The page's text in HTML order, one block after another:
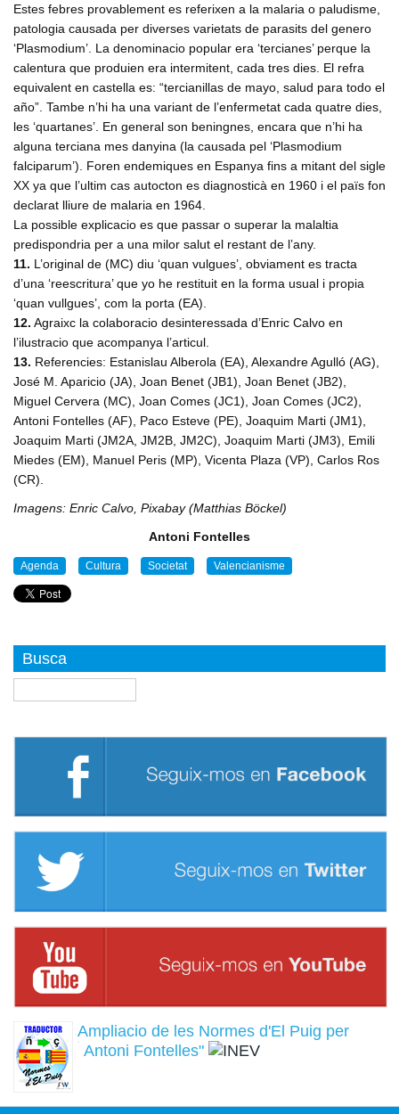
Estes febres provablement es referixen a la malaria o paludisme,
patologia causada per diverses varietats de parasits del genero
‘Plasmodium’. La denominacio popular era ‘tercianes’ perque la
calentura que produien era intermitent, cada tres dies. El refra
equivalent en castella es: “tercianillas de mayo, salud para todo el
año”. Tambe n’hi ha una variant de l’enfermetat cada quatre dies,
les ‘quartanes’. En general son beningnes, encara que n’hi ha
alguna terciana mes danyina (la causada pel ‘Plasmodium
falciparum’). Foren endemiques en Espanya fins a mitant del sigle
XX ya que l’ultim cas autocton es diagnosticà en 1960 i el païs fon
declarat lliure de malaria en 1964.
La possible explicacio es que passar o superar la malaltia
predispondria per a una milor salut el restant de l’any.
11. L’original de (MC) diu ‘quan vulgues’, obviament es tracta
d’una ‘reescritura’ que yo he restituit en la forma usual i propia
‘quan vullgues’, com la porta (EA).
12. Agraixc la colaboracio desinteressada d’Enric Calvo en
l’ilustracio que acompanya l’articul.
13. Referencies: Estanislau Alberola (EA), Alexandre Agulló (AG),
José M. Aparicio (JA), Joan Benet (JB1), Joan Benet (JB2),
Miguel Cervera (MC), Joan Comes (JC1), Joan Comes (JC2),
Antoni Fontelles (AF), Paco Esteve (PE), Joaquim Marti (JM1),
Joaquim Marti (JM2A, JM2B, JM2C), Joaquim Marti (JM3), Emili
Miedes (EM), Manuel Peris (MP), Vicenta Plaza (VP), Carlos Ros
(CR).
Imagens: Enric Calvo, Pixabay (Matthias Böckel)
Antoni Fontelles
Agenda Cultura Societat Valencianisme
Busca
Ampliacio de les Normes d'El Puig per
Antoni Fontelles"